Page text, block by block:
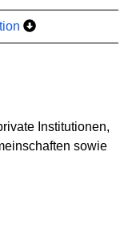
Institutionen,
sowie